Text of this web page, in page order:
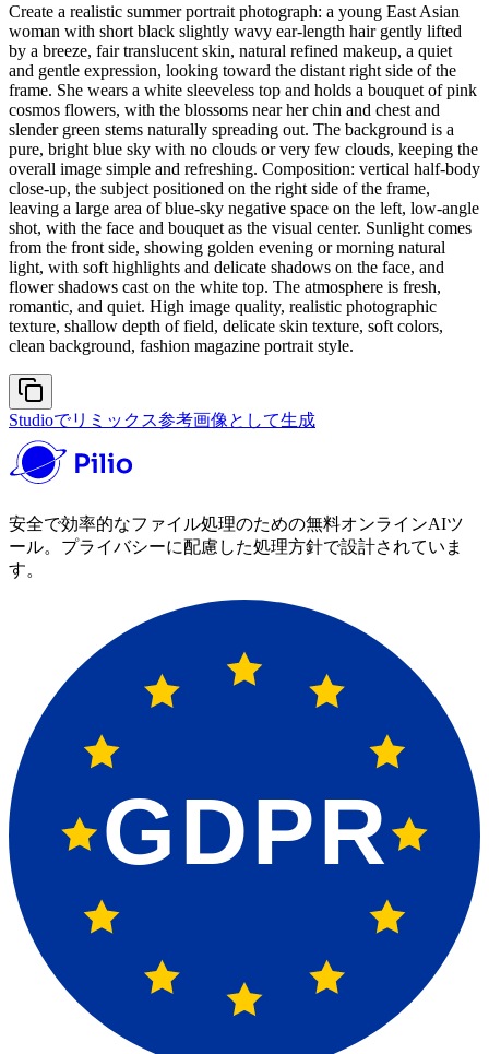
Create a realistic summer portrait photograph: a young East Asian
woman with short black slightly wavy ear-length hair gently lifted
by a breeze, fair translucent skin, natural refined makeup, a quiet
and gentle expression, looking toward the distant right side of the
frame. She wears a white sleeveless top and holds a bouquet of pink
cosmos flowers, with the blossoms near her chin and chest and
slender green stems naturally spreading out. The background is a
pure, bright blue sky with no clouds or very few clouds, keeping the
overall image simple and refreshing. Composition: vertical half-body
close-up, the subject positioned on the right side of the frame,
leaving a large area of blue-sky negative space on the left, low-angle
shot, with the face and bouquet as the visual center. Sunlight comes
from the front side, showing golden evening or morning natural
light, with soft highlights and delicate shadows on the face, and
flower shadows cast on the white top. The atmosphere is fresh,
romantic, and quiet. High image quality, realistic photographic
texture, shallow depth of field, delicate skin texture, soft colors,
clean background, fashion magazine portrait style.
Studioでリミックス参考画像として生成
安全で効率的なファイル処理のための無料オンラインAIツ
ール。プライバシーに配慮した処理方針で設計されていま
す。
GDPR